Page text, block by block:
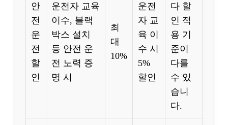
안
전
운
전
할
인
운전자 교육
이수, 블랙
박스 설치
등 안전 운
전 노력 증
명 시
최
대
10%
운전
자 교
육 이
수 시
5%
할인
다 할
인 적
용 기
준이
다를
수 있
습니
다.